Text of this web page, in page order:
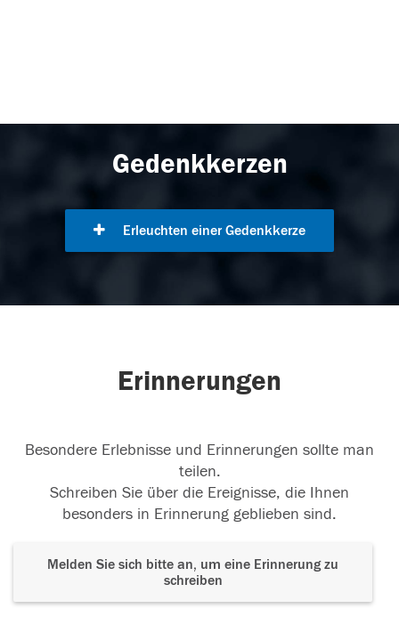
Gedenkkerzen
Erleuchten einer Gedenkkerze
Erinnerungen
Besondere Erlebnisse und Erinnerungen sollte man
teilen.
Schreiben Sie über die Ereignisse, die Ihnen
besonders in Erinnerung geblieben sind.
Melden Sie sich bitte an, um eine Erinnerung zu
schreiben